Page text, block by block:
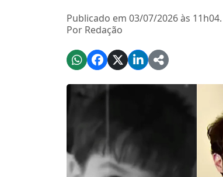
Publicado em 03/07/2026 às 11h04.
Por Redação